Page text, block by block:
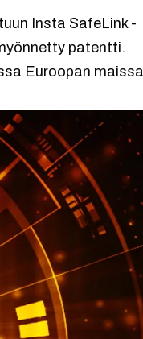
Insta SafeLink -
patentti.
Euroopan